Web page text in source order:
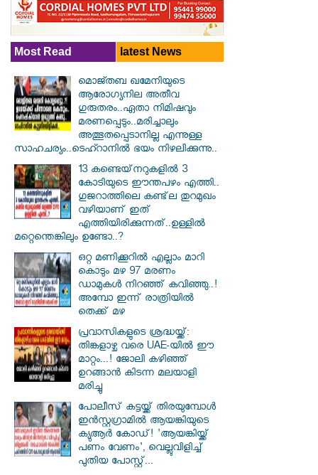
Most Read latest News
മൊജ്തബ ഖമേനിയുടെ
ആരോഗ്യനില അതീവ
ഗുരുതരം..ഏതാ നിമിഷവും
മരണപ്പെടും..മരിച്ചാലും
അത്ഭുതപ്പെടാനില്ല എന്നുള്ള
സാഹചര്യം..ടെഹ്റാനിൽ ഭയം നിഴലിക്കുന്നു..
13 കണ്ടെയ്‌നറുകളിൽ 3
കോടിയുടെ ഈന്തപഴം എത്തി..
ഗുജറാത്തിലെ കണ്ട്‌ല തുറമുഖം
വഴിയാണ് ഇത്
എത്തിയിരിക്കുന്നത്..ഉള്ളിൽ
മറ്റെന്തെങ്കിലും ഉണ്ടോ..?
ഒറ്റ മണിക്കൂറിൽ എല്ലാം മാറി
കൊടും മഴ 97 മരണം
ഡാമുകൾ നിറഞ്ഞ് കവിഞ്ഞു..!
അമ്പോ ഇന്ന് രാത്രിയിൽ
തെക്ക് മഴ
പ്രവാസികളുടെ ശ്രദ്ധയ്ക്ക്:
തിങ്കളാഴ്ച വരെ UAE-യിൽ ഈ
മാറ്റം...! ജോലി കഴിഞ്ഞ്
ഉറങ്ങാൻ കിടന്ന മലയാളി
മരിച്ചു
പോലീസ് കട്ടയ്ക്ക് തിരയുമ്പോൾ
ഇൻസ്റ്റഗ്രാമിൽ ആയങ്കിയുടെ
ക്യുആർ കോഡ്! 'ആയങ്കിയ്ക്ക്
പണം വേണം', വെല്ലുവിളിച്ച്
പുതിയ പോസ്റ്റ്...